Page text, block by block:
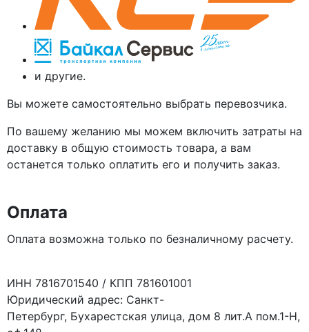
и другие.
Вы можете самостоятельно выбрать перевозчика.
По вашему желанию мы можем включить затраты на
доставку в общую стоимость товара, а вам
останется только оплатить его и получить заказ.
Оплата
Оплата возможна только по безналичному расчету.
ИНН 7816701540 / КПП 781601001
Юридический адрес: Санкт-
Петербург, Бухарестская улица, дом 8 лит.А пом.1-Н,